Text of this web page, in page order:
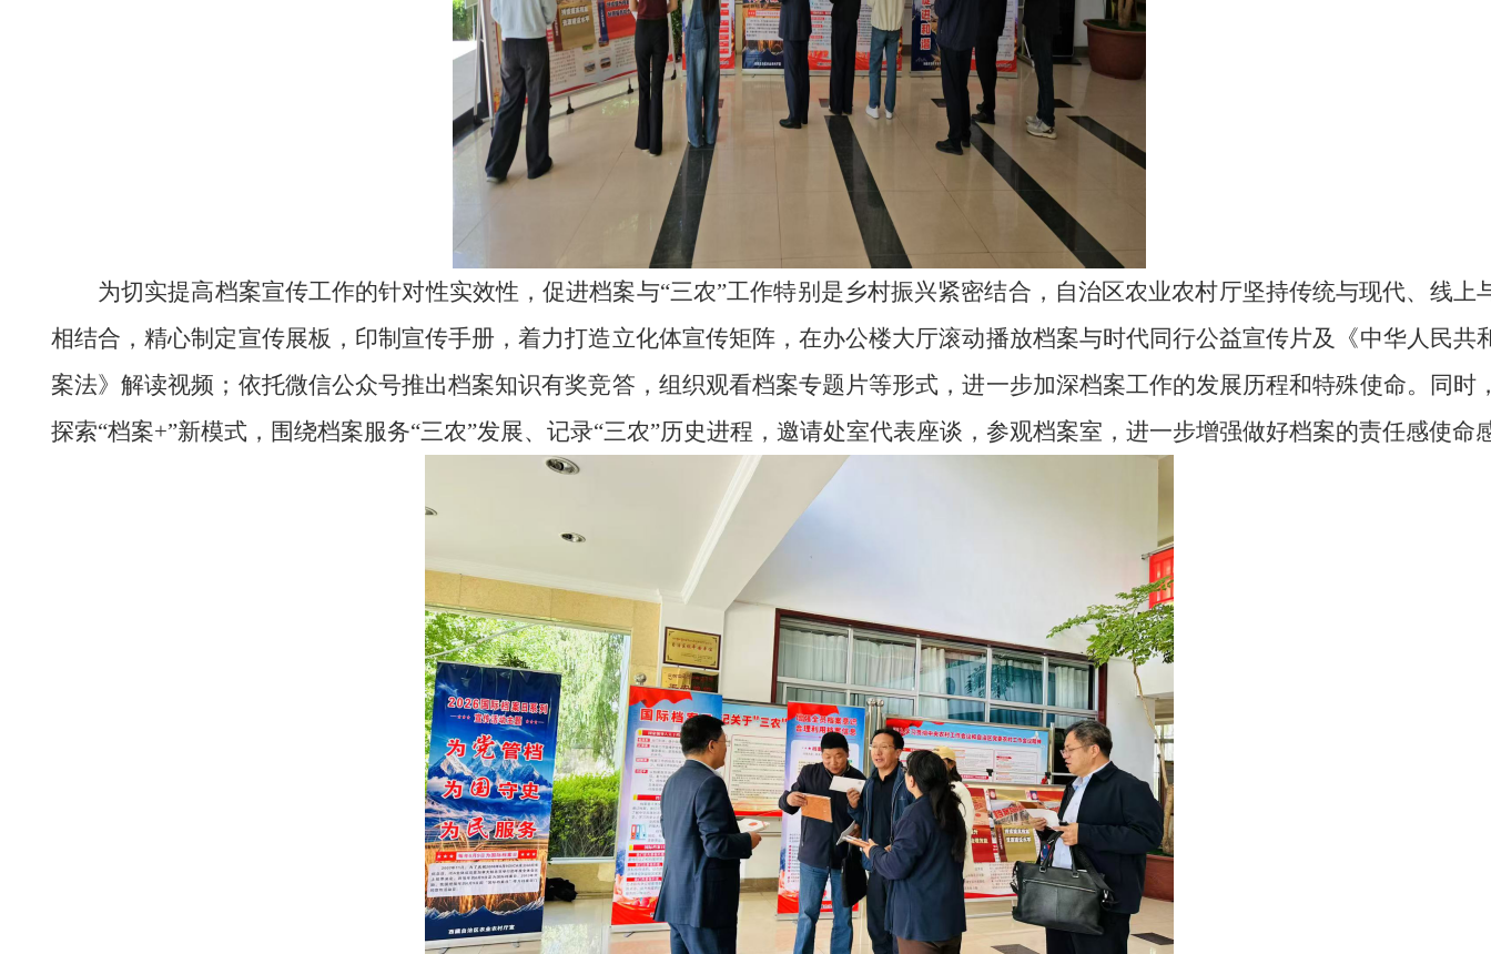
为切实提高档案宣传工作的针对性实效性，促进档案与“三农”工作特别是乡村振兴紧密结合，自治区农业农村厅坚持传统与现代、线上
相结合，精心制定宣传展板，印制宣传手册，着力打造立化体宣传矩阵，在办公楼大厅滚动播放档案与时代同行公益宣传片及《中华人民共
案法》解读视频；依托微信公众号推出档案知识有奖竞答，组织观看档案专题片等形式，进一步加深档案工作的发展历程和特殊使命。同时
探索“档案+”新模式，围绕档案服务“三农”发展、记录“三农”历史进程，邀请处室代表座谈，参观档案室，进一步增强做好档案的责任感使命